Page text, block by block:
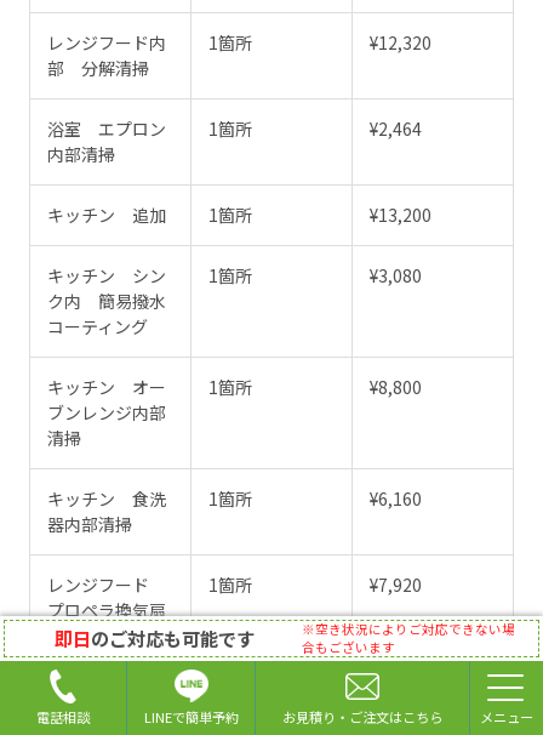
レンジフード内
部 分解清掃
1箇所 ¥12,320
浴室 エプロン
内部清掃
1箇所 ¥2,464
キッチン 追加 1箇所 ¥13,200
キッチン シン
ク内 簡易撥水
コーティング
1箇所 ¥3,080
キッチン オー
ブンレンジ内部
清掃
1箇所 ¥8,800
キッチン 食洗
器内部清掃
1箇所 ¥6,160
レンジフード
プロペラ換気扇
内部 分解洗浄
1箇所 ¥7,920
浴室 追加 ¥12,320
即日のご対応も可能です
※空き状況によりご対応できない場
合もございます
電話相談 LINEで簡単予約 お見積り・ご注文はこちら